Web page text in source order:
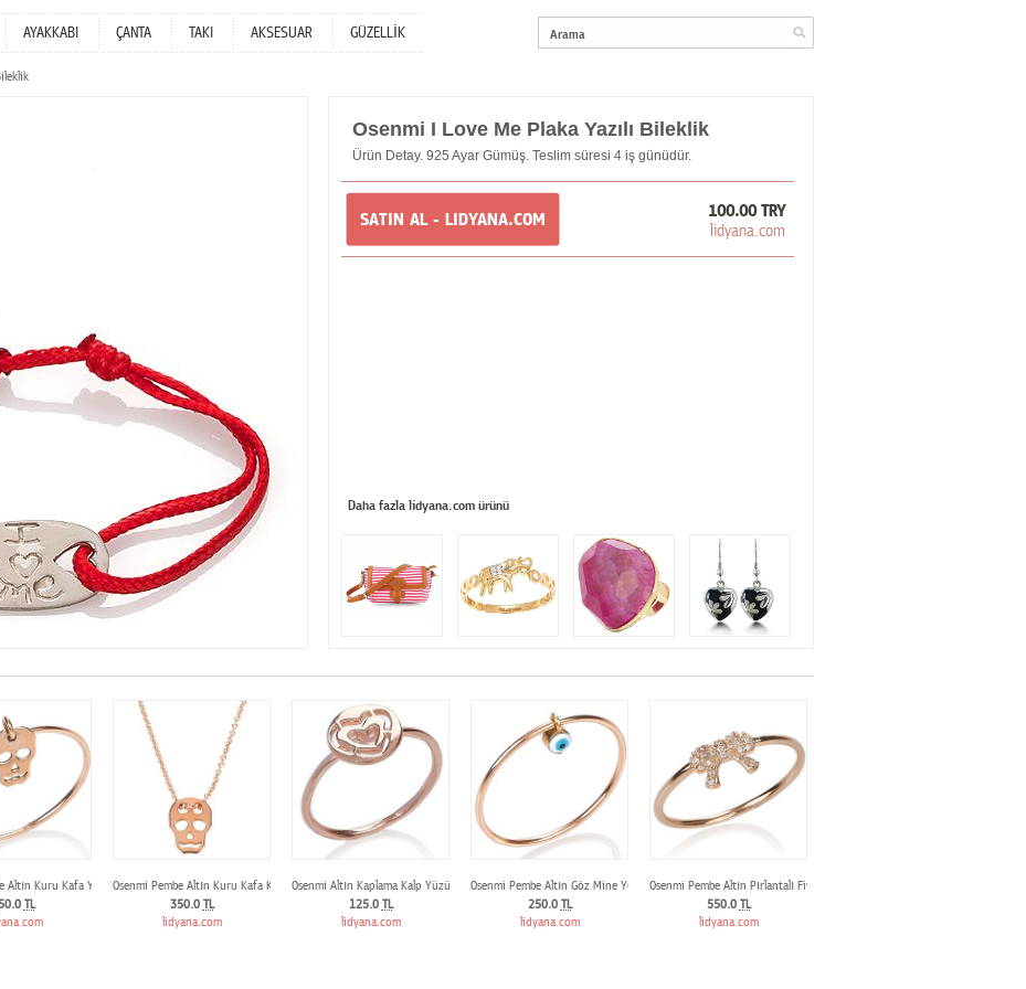
AYAKKABI ÇANTA TAKI AKSESUAR GÜZELLİK
Osenmi I Love Me Plaka Yazılı Bileklik
Ürün Detay. 925 Ayar Gümüş. Teslim süresi 4 iş günüdür.
SATIN AL - LIDYANA.COM 100.00 TRY
lidyana.com
Daha fazla lidyana.com ürünü
Taşlı Bilezik
Altın Kuru Kafa Yüzük
TL
Osenmi Pembe Altın Kuru Kafa Kolye
350.0 TL
lidyana.com
Osenmi Altın Kaplama Kalp Yüzük
125.0 TL
lidyana.com
Osenmi Pembe Altın Göz Mine Yüzük
250.0 TL
lidyana.com
Osenmi Pembe Altın Pırlantalı Fiyonk Yüzük
550.0 TL
lidyana.com